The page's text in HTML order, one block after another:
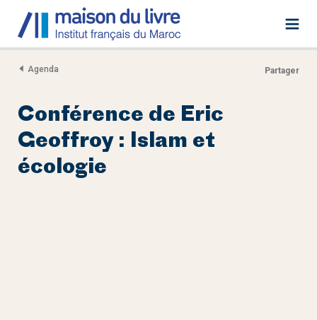
Agenda Partager
Conférence de Eric
Geoffroy : Islam et
écologie